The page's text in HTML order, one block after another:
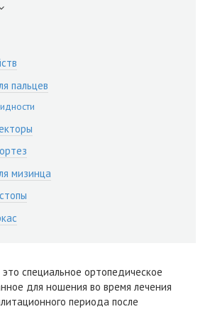
пальцев
мизинца
это специальное ортопедическое
для ношения во время лечения
периода после